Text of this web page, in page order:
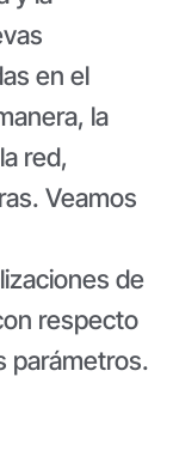
en el
la
red,
Veamos
de
respecto
parámetros.